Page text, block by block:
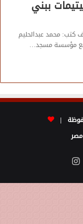
من اليتيمات ببني
سويف كتب: محمد عبدالحليم
مع مؤسسة مسجد…
انستقرام